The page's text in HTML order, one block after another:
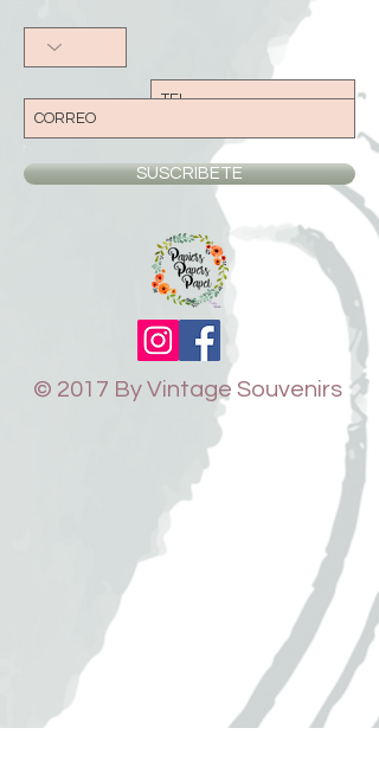
más óptimo. El mal uso de los productos
no resultará en devolución o cambio de
dinero.
SUSCRIBETE
© 2017 By Vintage Souvenirs